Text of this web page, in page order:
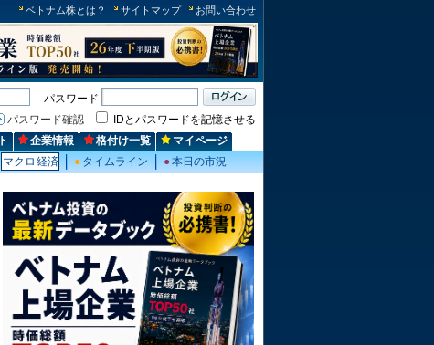
ベトナム株とは？ サイトマップ お問い合わせ
パスワード
パスワード確認
IDとパスワードを記憶させる
企業情報 格付け一覧
マイページ
マクロ経済 ● タイムライン ●本日の市況